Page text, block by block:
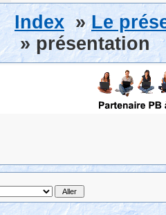
Index »Le
» présentation